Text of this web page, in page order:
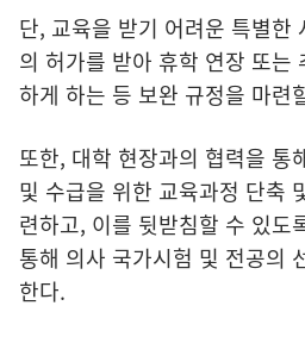
단, 교육을 받기 어려운 특별한
의 허가를 받아 휴학 연장 또는
하게 하는 등 보완 규정을 마련
또한, 대학 현장과의 협력을 통
및 수급을 위한 교육과정 단축
련하고, 이를 뒷받침할 수 있도
통해 의사 국가시험 및 전공의
한다.